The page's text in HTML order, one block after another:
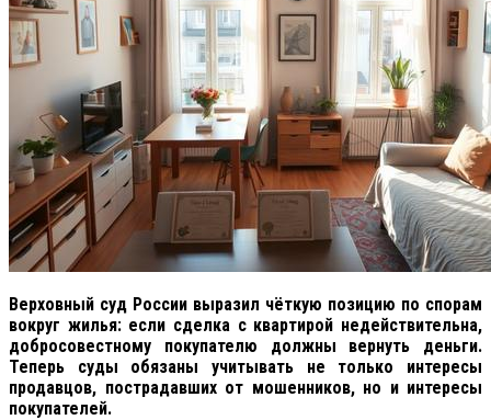
Верховный суд России выразил чёткую позицию по спорам
вокруг жилья: если сделка с квартирой недействительна,
добросовестному покупателю должны вернуть деньги.
Теперь суды обязаны учитывать не только интересы
продавцов, пострадавших от мошенников, но и интересы
покупателей.